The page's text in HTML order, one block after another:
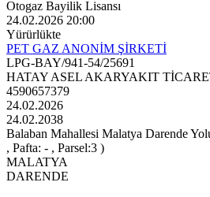
Otogaz Bayilik Lisansı
24.02.2026 20:00
Yürürlükte
PET GAZ ANONİM ŞİRKETİ
LPG-BAY/941-54/25691
HATAY ASEL AKARYAKIT
4590657379
24.02.2026
24.02.2038
Balaban Mahallesi Malatya Darende
, Pafta: - , Parsel:3 )
MALATYA
DARENDE